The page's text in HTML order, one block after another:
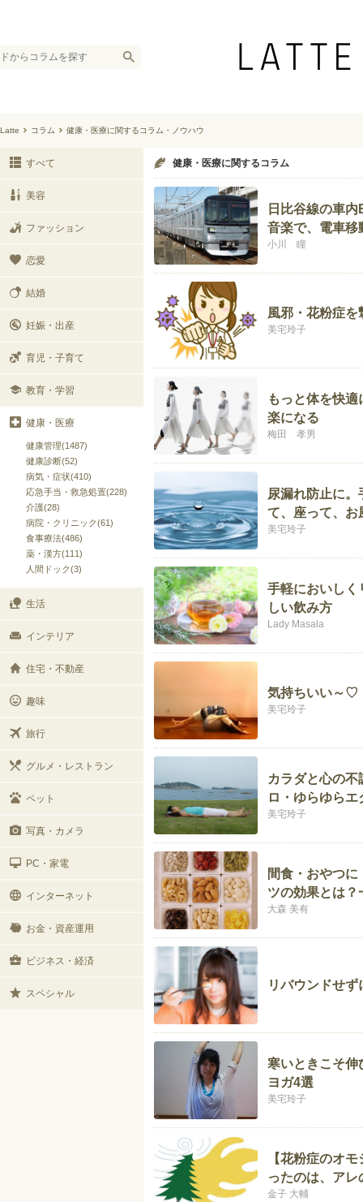
Latte コラム 健康・医療に関するコラム・ノウハウ
すべて
美容
ファッション
恋愛
結婚
妊娠・出産
育児・子育て
教育・学習
健康・医療
健康管理(1487)
健康診断(52)
病気・症状(410)
応急手当・救急処置(228)
介護(28)
病院・クリニック(61)
食事療法(486)
薬・漢方(111)
人間ドック(3)
生活
インテリア
住宅・不動産
趣味
旅行
グルメ・レストラン
ペット
写真・カメラ
PC・家電
インターネット
お金・資産運用
ビジネス・経済
スペシャル
健康・医療に関するコラム
日比谷線の車
音楽で、電車移
小川 瞳
風邪・花粉症
美宅玲子
もっと体を快
楽になる
梅田 孝男
尿漏れ防止に
て、座って、お
美宅玲子
手軽においしく
しい飲み方
Lady Masala
気持ちいい～♡
美宅玲子
カラダと心の
ロ・ゆらゆらエ
美宅玲子
間食・おやつ
ツの効果とは？
大森 美有
リバウンドせ
寒いときこそ伸
ヨガ4選
美宅玲子
【花粉症のオ
ったのは、ア
金子 大輔